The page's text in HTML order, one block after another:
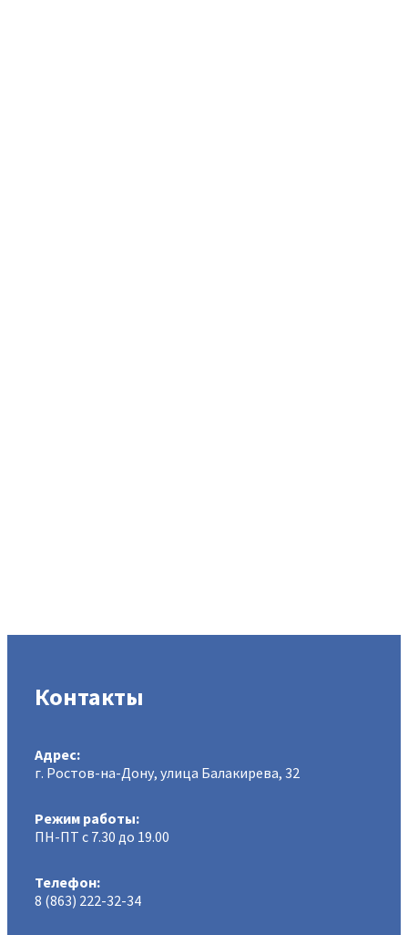
Контакты
Адрес:
г. Ростов-на-Дону, улица Балакирева, 32
Режим работы:
ПН-ПТ с 7.30 до 19.00
Телефон:
8 (863) 222-32-34